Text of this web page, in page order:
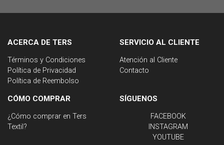
ACERCA DE TERS
Términos y Condiciones
Política de Privacidad
Política de Reembolso
SERVICIO AL CLIENTE
Atención al Cliente
Contacto
CÓMO COMPRAR
¿Cómo comprar en Ters
Textil?
SÍGUENOS
FACEBOOK
INSTAGRAM
YOUTUBE